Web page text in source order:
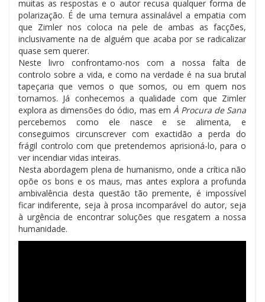
muitas as respostas e o autor recusa qualquer forma de
polarização. É de uma ternura assinalável a empatia com
que Zimler nos coloca na pele de ambas as facções,
inclusivamente na de alguém que acaba por se radicalizar
quase sem querer.
Neste livro confrontamo-nos com a nossa falta de
controlo sobre a vida, e como na verdade é na sua brutal
tapeçaria que vemos o que somos, ou em quem nos
tornamos. Já conhecemos a qualidade com que Zimler
explora as dimensões do ódio, mas em À Procura de Sana
percebemos como ele nasce e se alimenta, e
conseguimos circunscrever com exactidão a perda do
frágil controlo com que pretendemos aprisioná-lo, para o
ver incendiar vidas inteiras.
Nesta abordagem plena de humanismo, onde a crítica não
opõe os bons e os maus, mas antes explora a profunda
ambivalência desta questão tão premente, é impossível
ficar indiferente, seja à prosa incomparável do autor, seja
à urgência de encontrar soluções que resgatem a nossa
humanidade.